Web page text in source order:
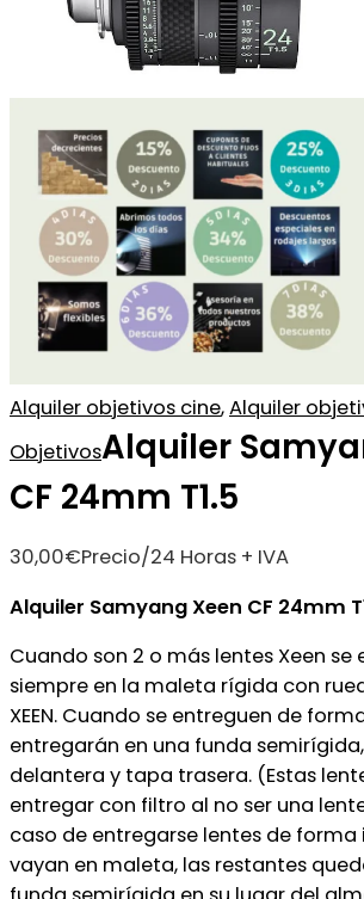
Alquiler objetivos cine,Alquiler
ObjetivosAlquiler
CF 24mm T1.5
30,00€Precio/24 Horas + IVA
Alquiler Samyang Xeen CF 24mm
Cuando son 2 o más lentes Xeen se
siempre en la maleta rígida con
XEEN. Cuando se entreguen de
entregarán en una funda
delantera y tapa trasera. (Estas
entregar con filtro al no ser una
caso de entregarse lentes de forma
vayan en maleta, las restantes